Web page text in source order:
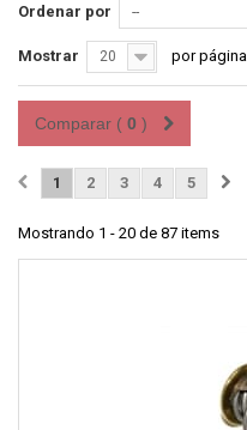
Ordenar por --
Mostrar 20 por página
Comparar ( 0 )
1 2 3 4 5
Mostrando 1 - 20 de 87 items